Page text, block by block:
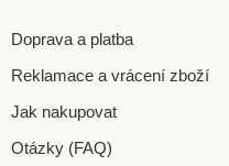
Doprava a platba
Reklamace a vrácení zboží
Jak nakupovat
Otázky (FAQ)